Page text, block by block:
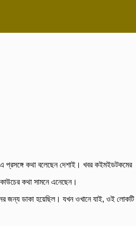
প্রসঙ্গে কথা বলেছেন দেশাই। খবর কইমইডটকমের
কথা সামনে এনেছেন।
জন্য ডাকা হয়েছিল। যখন ওখানে যাই, ওই লোকটি